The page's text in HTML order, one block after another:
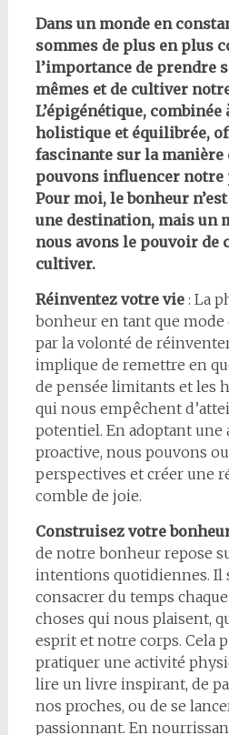
Dans un monde en
sommes de plus en plus
l’importance de prendre
mêmes et de cultiver
L’épigénétique, combinée
holistique et équilibrée,
fascinante sur la manière
pouvons influencer notre
Pour moi, le bonheur
une destination, mais un
nous avons le pouvoir de
cultiver.
Réinventez votre vie: La
bonheur en tant que mode
par la volonté de
implique de remettre en
de pensée limitants et les
qui nous empêchent
potentiel. En adoptant une
proactive, nous pouvons
perspectives et créer une
comble de joie.
Construisez votre
de notre bonheur repose
intentions quotidiennes. Il
consacrer du temps
choses qui nous plaisent,
esprit et notre corps. Cela
pratiquer une activité
lire un livre inspirant, de
nos proches, ou de se
passionnant. En